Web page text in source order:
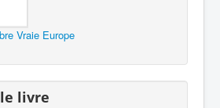
Vraie Europe
livre